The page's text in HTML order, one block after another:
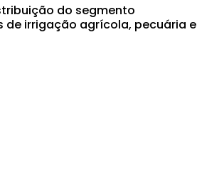
do segmento
de irrigação agrícola, pecuária e